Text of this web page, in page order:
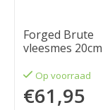
Forged Brute
vleesmes 20cm
Op voorraad
€61,95